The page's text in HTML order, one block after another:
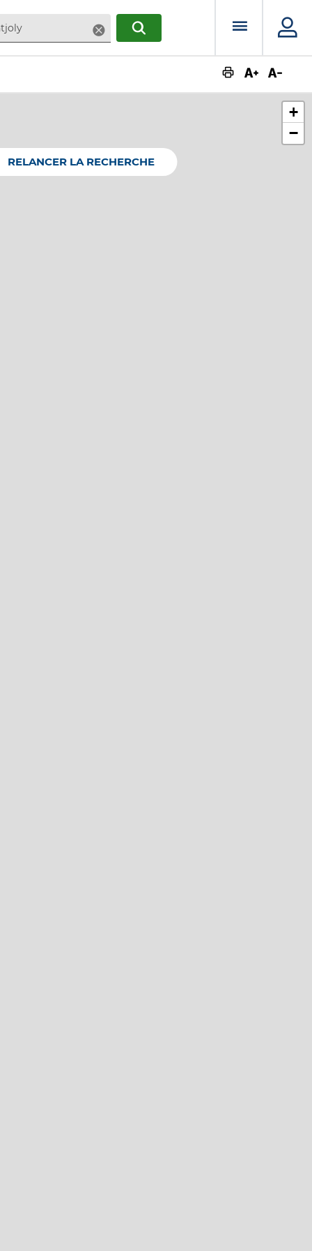
SupprimerRECHERCHERMenu
+
−
RELANCER LA RECHERCHE